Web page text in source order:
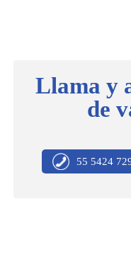
Llama y
de
55 5424